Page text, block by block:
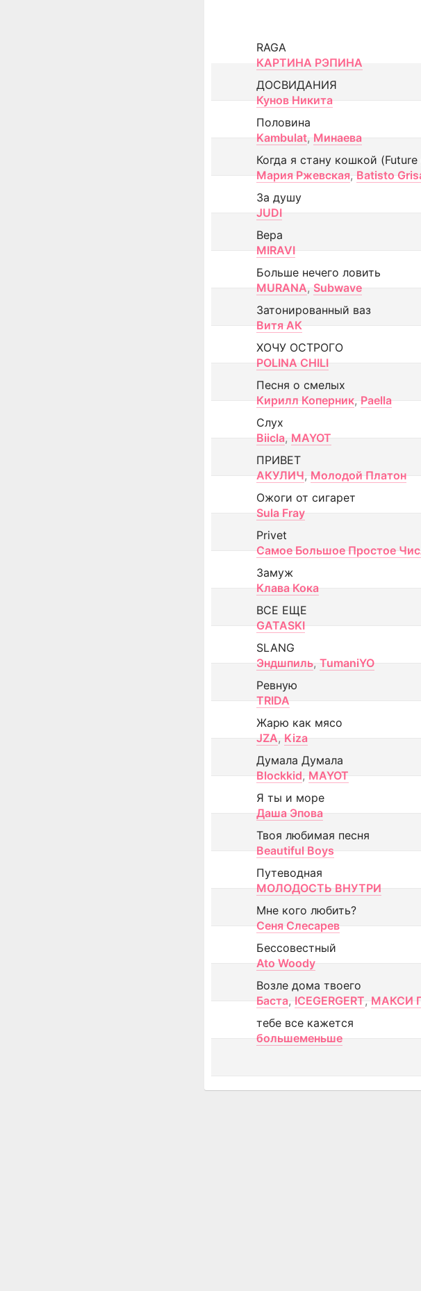
RAGA
КАРТИНА РЭПИНА
ДОСВИДАНИЯ
Кунов Никита
Половина
Kambulat, Минаева
Когда я стану кошкой
Мария Ржевская, Batisto
За душу
JUDI
Вера
MIRAVI
Больше нечего ловить
MURANA, Subwave
Затонированный ваз
Витя АК
ХОЧУ ОСТРОГО
POLINA CHILI
Песня о смелых
Кирилл Коперник, Paella
Слух
Biicla, MAYOT
ПРИВЕТ
АКУЛИЧ, Молодой Платон
Ожоги от сигарет
Sula Fray
Privet
Самое Большое Простое
Замуж
Клава Кока
ВСЕ ЕЩЕ
GATASKI
SLANG
Эндшпиль, TumaniYO
Ревную
TRIDA
Жарю как мясо
JZA, Kiza
Думала Думала
Blockkid, MAYOT
Я ты и море
Даша Эпова
Твоя любимая песня
Beautiful Boys
Путеводная
МОЛОДОСТЬ ВНУТРИ
Мне кого любить?
Сеня Слесарев
Бессовестный
Ato Woody
Возле дома твоего
Баста, ICEGERGERT, МАКСИ
тебе все кажется
большеменьше